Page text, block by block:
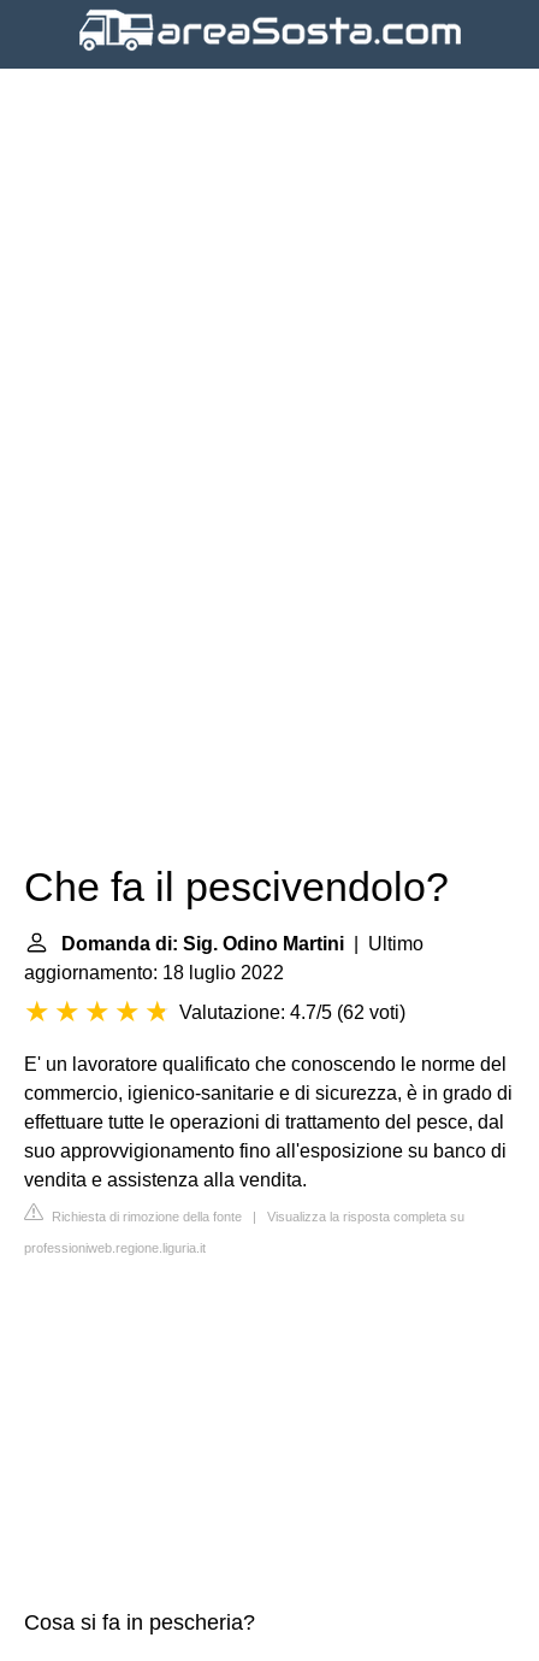
Che fa il pescivendolo?
Domanda di: Sig. Odino Martini | Ultimo
aggiornamento: 18 luglio 2022
Valutazione: 4.7/5 (62 voti)
E' un lavoratore qualificato che conoscendo le norme del
commercio, igienico-sanitarie e di sicurezza, è in grado di
effettuare tutte le operazioni di trattamento del pesce, dal
suo approvvigionamento fino all'esposizione su banco di
vendita e assistenza alla vendita.
Richiesta di rimozione della fonte | Visualizza la risposta completa su
professioniweb.regione.liguria.it
Cosa si fa in pescheria?